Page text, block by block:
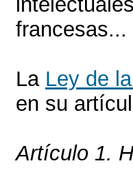
francesas...
La Ley de
en su
Artículo 1.